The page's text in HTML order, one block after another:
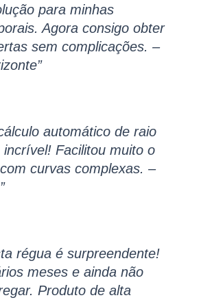
para minhas
Agora consigo obter
sem complicações. –
automático de raio
Facilitou muito o
curvas complexas. –
régua é surpreendente!
meses e ainda não
Produto de alta